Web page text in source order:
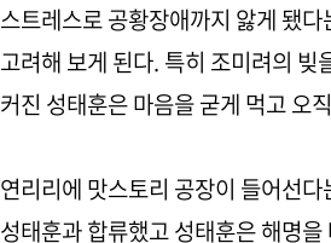
스트레스로 공황장애까지 앓게 됐
고려해 보게 된다. 특히 조미려의
커진 성태훈은 마음을 굳게 먹고 오
연리리에 맛스토리 공장이 들어선
성태훈과 합류했고 성태훈은 해명